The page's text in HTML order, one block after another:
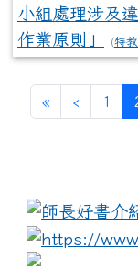
小組處理涉及
作業原則」
(特
« ‹ 1